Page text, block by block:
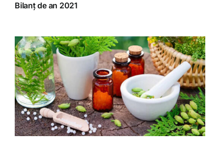
Bilanț de an 2021